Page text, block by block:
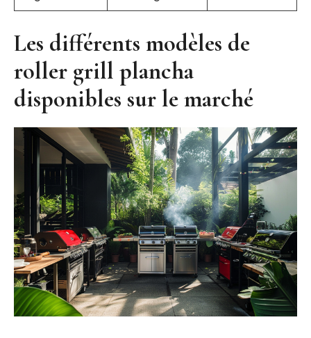
Les différents modèles de
roller grill plancha
disponibles sur le marché